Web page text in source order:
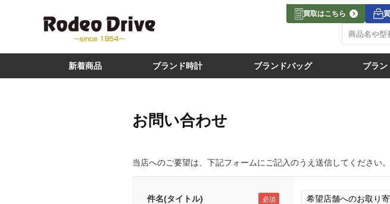
買取はこちら
新着商品 ブランド時計 ブランドバッグ ブラン
お問い合わせ
当店へのご要望は、下記フォームにご記入のうえ送信してください。
件名(タイトル)